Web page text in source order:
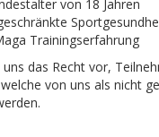
von 18 Jahren
Trainingserfahrung
das Recht vor,
von uns als nicht